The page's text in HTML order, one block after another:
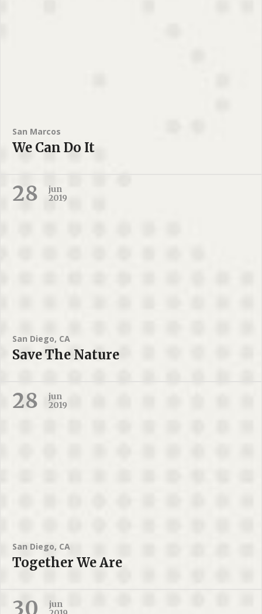
San Marcos
We Can Do It
28
jun
2019
San Diego, CA
Save The Nature
28
jun
2019
San Diego, CA
Together We Are
30
jun